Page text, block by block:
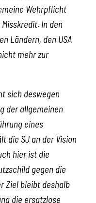
Wehrpflicht
In den
Ländern, den USA
mehr zur
sich deswegen
der allgemeinen
eines
die SJ an der Vision
hier ist die
gegen die
Ziel bleibt deshalb
die ersatzlose